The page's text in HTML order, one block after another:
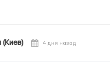
(Киев) 4 дня назад